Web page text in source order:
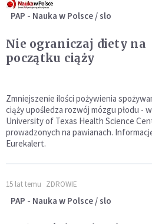
PAP - Nauka w Polsce / slo
Nie ograniczaj diety na
początku ciąży
Zmniejszenie ilości pożywienia
ciąży upośledza rozwój mózgu płodu -
University of Texas Health Science
prowadzonych na pawianach.
Eurekalert.
15 lat temu ZDROWIE
PAP - Nauka w Polsce / slo